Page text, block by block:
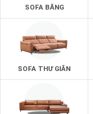
SOFA BĂNG
SOFA THƯ GIÃN